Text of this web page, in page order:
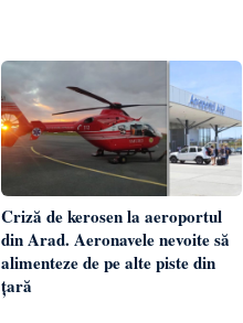
Criză de kerosen la aeroportul
din Arad. Aeronavele nevoite să
alimenteze de pe alte piste din
țară